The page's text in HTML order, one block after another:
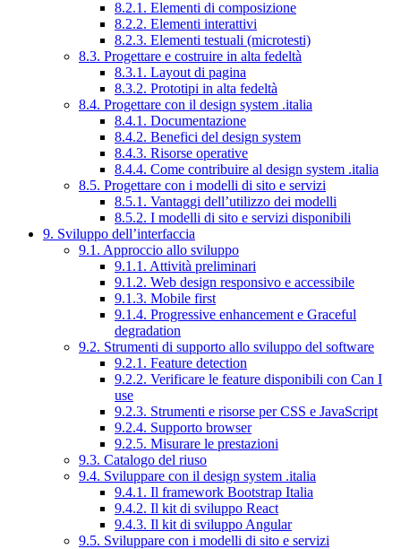
8.2.1. Elementi di composizione
8.2.2. Elementi interattivi
8.2.3. Elementi testuali (microtesti)
8.3. Progettare e costruire in alta fedeltà
8.3.1. Layout di pagina
8.3.2. Prototipi in alta fedeltà
8.4. Progettare con il design system .italia
8.4.1. Documentazione
8.4.2. Benefici del design system
8.4.3. Risorse operative
8.4.4. Come contribuire al design system .italia
8.5. Progettare con i modelli di sito e servizi
8.5.1. Vantaggi dell’utilizzo dei modelli
8.5.2. I modelli di sito e servizi disponibili
9. Sviluppo dell’interfaccia
9.1. Approccio allo sviluppo
9.1.1. Attività preliminari
9.1.2. Web design responsivo e accessibile
9.1.3. Mobile first
9.1.4. Progressive enhancement e Graceful
degradation
9.2. Strumenti di supporto allo sviluppo del software
9.2.1. Feature detection
9.2.2. Verificare le feature disponibili con Can I
use
9.2.3. Strumenti e risorse per CSS e JavaScript
9.2.4. Supporto browser
9.2.5. Misurare le prestazioni
9.3. Catalogo del riuso
9.4. Sviluppare con il design system .italia
9.4.1. Il framework Bootstrap Italia
9.4.2. Il kit di sviluppo React
9.4.3. Il kit di sviluppo Angular
9.5. Sviluppare con i modelli di sito e servizi